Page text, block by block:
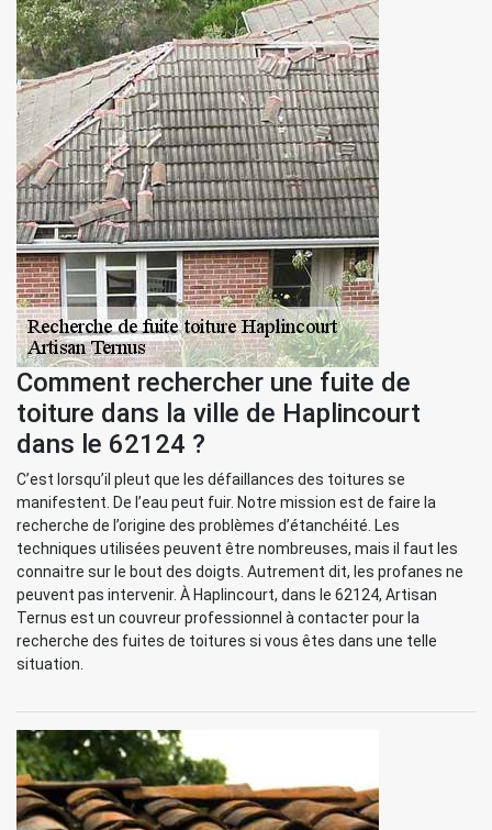
Comment rechercher une fuite de
toiture dans la ville de Haplincourt
dans le 62124 ?
C’est lorsqu’il pleut que les défaillances des toitures se
manifestent. De l’eau peut fuir. Notre mission est de faire la
recherche de l’origine des problèmes d’étanchéité. Les
techniques utilisées peuvent être nombreuses, mais il faut les
connaitre sur le bout des doigts. Autrement dit, les profanes ne
peuvent pas intervenir. À Haplincourt, dans le 62124, Artisan
Ternus est un couvreur professionnel à contacter pour la
recherche des fuites de toitures si vous êtes dans une telle
situation.